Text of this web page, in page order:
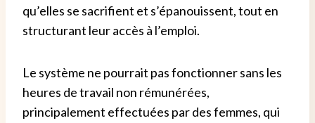
qu’elles se sacrifient et s’épanouissent, tout en
structurant leur accès à l’emploi.
Le système ne pourrait pas fonctionner sans les
heures de travail non rémunérées,
principalement effectuées par des femmes, qui